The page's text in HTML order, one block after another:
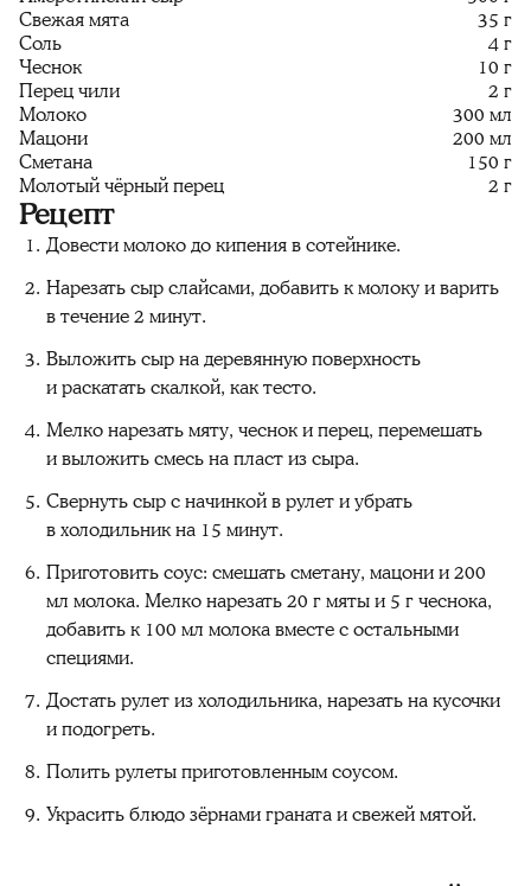
Свежая мята
35 г
Соль
4 г
Чеснок
10 г
Перец чили
2 г
Молоко
300 мл
Мацони
200 мл
Сметана
150 г
Молотый чёрный перец
2 г
Рецепт
Довести молоко до кипения в сотейнике.
Нарезать сыр слайсами, добавить к молоку и варить
в течение 2 минут.
Выложить сыр на деревянную поверхность
и раскатать скалкой, как тесто.
Мелко нарезать мяту, чеснок и перец, перемешать
и выложить смесь на пласт из сыра.
Свернуть сыр с начинкой в рулет и убрать
в холодильник на 15 минут.
Приготовить соус: смешать сметану, мацони и 200
мл молока. Мелко нарезать 20 г мяты и 5 г чеснока,
добавить к 100 мл молока вместе с остальными
специями.
Достать рулет из холодильника, нарезать на кусочки
и подогреть.
Полить рулеты приготовленным соусом.
Украсить блюдо зёрнами граната и свежей мятой.